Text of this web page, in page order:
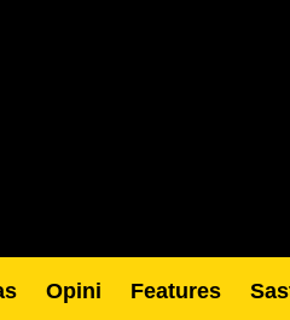
Opini Features